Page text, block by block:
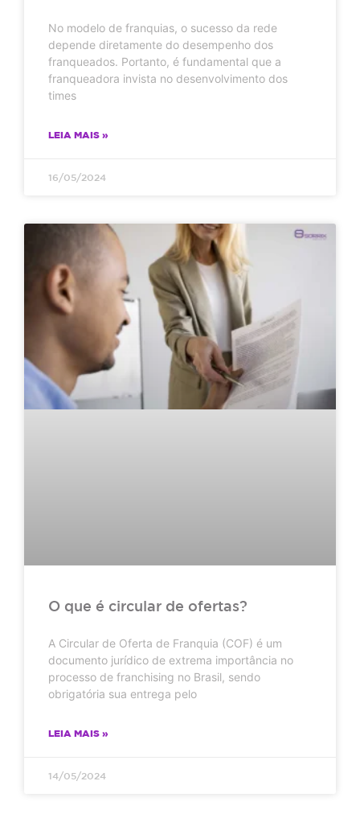
No modelo de franquias, o sucesso da rede
depende diretamente do desempenho dos
franqueados. Portanto, é fundamental que a
franqueadora invista no desenvolvimento dos
times
LEIA MAIS »
16/05/2024
O que é circular de ofertas?
A Circular de Oferta de Franquia (COF) é um
documento jurídico de extrema importância no
processo de franchising no Brasil, sendo
obrigatória sua entrega pelo
LEIA MAIS »
14/05/2024